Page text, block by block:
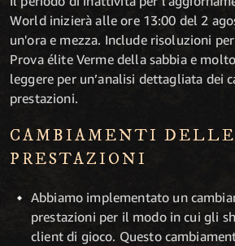
World inizierà alle ore 13:00 del 2
un'ora e mezza. Include risoluzioni
Prova élite Verme della sabbia e
leggere per un’analisi dettagliata dei
prestazioni.
CAMBIAMENTI DELLE
PRESTAZIONI
Abbiamo implementato un
prestazioni per il modo in cui gli
client di gioco. Questo